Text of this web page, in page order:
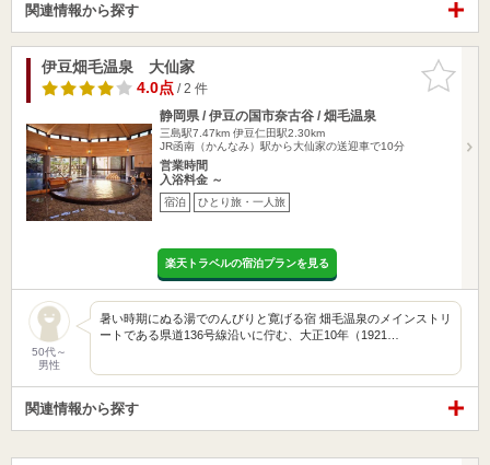
関連情報から探す
お気に入
りに追加
伊豆畑毛温泉 大仙家
4.0点/ 2 件
静岡県 / 伊豆の国市奈古谷 / 畑毛温泉
三島駅7.47km 伊豆仁田駅2.30km
JR函南（かんなみ）駅から大仙家の送迎車で10分
営業時間
入浴料金 ～
宿泊 ひとり旅・一人旅
楽天トラベルの宿泊プランを見る
50代～
男性
暑い時期にぬる湯でのんびりと寛げる宿 畑毛温泉のメインストリ
ートである県道136号線沿いに佇む、大正10年（1921…
関連情報から探す